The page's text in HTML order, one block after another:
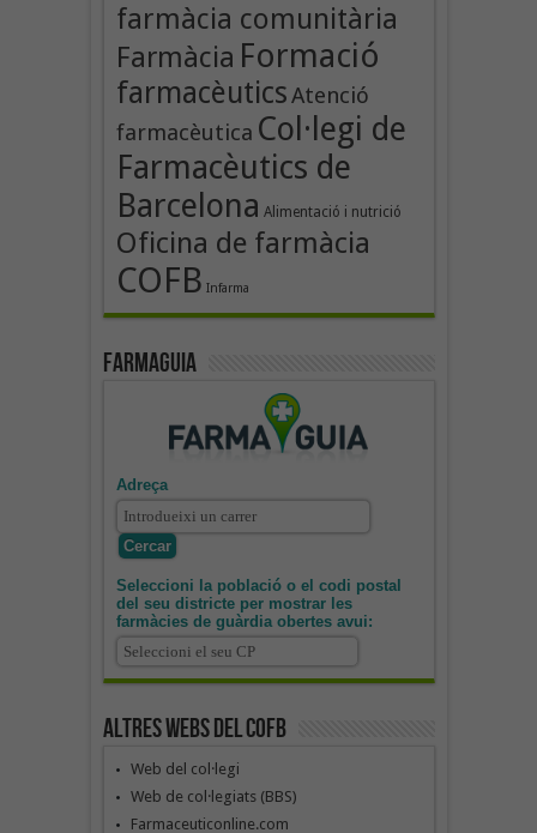
farmàcia comunitària
Farmàcia Formació
farmacèuticsAtenció
farmacèutica Col·legi de
Farmacèutics de
Barcelona Alimentació i nutrició
Oficina de farmàcia
COFB Infarma
Farmaguia
Adreça
Seleccioni la població o el codi postal
del seu districte per mostrar les
farmàcies de guàrdia obertes avui:
Altres webs del COFB
Web del col·legi
Web de col·legiats (BBS)
Farmaceuticonline.com